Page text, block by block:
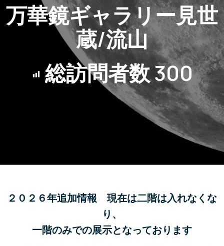
万華鏡ギャラリー見世
蔵/流山
総訪問者数300
２０２６年追加情報 現在は二階は入れなくな
り、
一階のみでの展示となっております